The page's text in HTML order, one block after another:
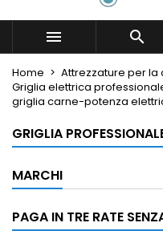
 
Home Attrezzature per la
Griglia elettrica
griglia carne-potenza
GRIGLIA
MARCHI
PAGA IN TRE RATE